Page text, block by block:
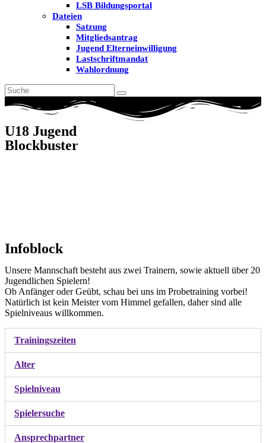
LSB Bildungsportal
Dateien
Satzung
Mitgliedsantrag
Jugend Elterneinwilligung
Lastschriftmandat
Wahlordnung
U18 Jugend
Blockbuster
Infoblock
Unsere Mannschaft besteht aus zwei Trainern, sowie aktuell über 20
Jugendlichen Spielern!
Ob Anfänger oder Geübt, schau bei uns im Probetraining vorbei!
Natürlich ist kein Meister vom Himmel gefallen, daher sind alle
Spielniveaus willkommen.
Trainingszeiten
Alter
Spielniveau
Spielersuche
Ansprechpartner